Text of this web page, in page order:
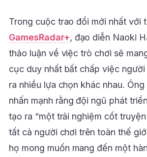
Trong cuộc trao đổi mới nhất với
GamesRadar+, đạo diễn Naoki
thảo luận về việc trò chơi sẽ
cục duy nhất bất chấp việc
ra nhiều lựa chọn khác nhau.
nhấn mạnh rằng đội ngũ phát
tạo ra “một trải nghiệm cốt
tất cả người chơi trên toàn thế
họ mong muốn mang đến một